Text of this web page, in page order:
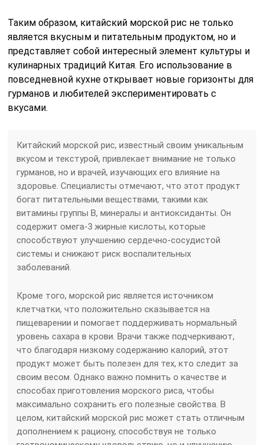
Таким образом, китайский морской рис не только
является вкусным и питательным продуктом, но и
представляет собой интересный элемент культуры и
кулинарных традиций Китая. Его использование в
повседневной кухне открывает новые горизонты для
гурманов и любителей экспериментировать с
вкусами.
Китайский морской рис, известный своим уникальным
вкусом и текстурой, привлекает внимание не только
гурманов, но и врачей, изучающих его влияние на
здоровье. Специалисты отмечают, что этот продукт
богат питательными веществами, такими как
витамины группы B, минералы и антиоксиданты. Он
содержит омега-3 жирные кислоты, которые
способствуют улучшению сердечно-сосудистой
системы и снижают риск воспалительных
заболеваний.
Кроме того, морской рис является источником
клетчатки, что положительно сказывается на
пищеварении и помогает поддерживать нормальный
уровень сахара в крови. Врачи также подчеркивают,
что благодаря низкому содержанию калорий, этот
продукт может быть полезен для тех, кто следит за
своим весом. Однако важно помнить о качестве и
способах приготовления морского риса, чтобы
максимально сохранить его полезные свойства. В
целом, китайский морской рис может стать отличным
дополнением к рациону, способствуя не только